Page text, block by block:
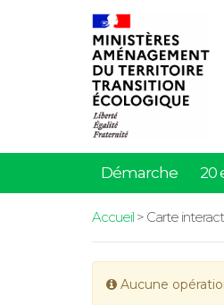
Démarche 20
Accueil> Carte
Aucune